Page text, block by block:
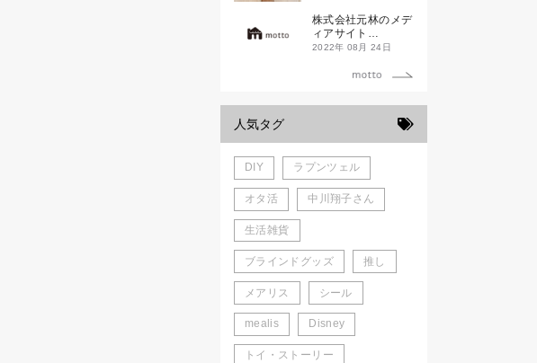
株式会社元林のメデ
ィアサイト
「motto」がローン
2022年 08月 24日
人気タグ
DIY ラプンツェル
オタ活 中川翔子さん
生活雑貨
ブラインドグッズ 推し
メアリス シール
mealis Disney
トイ・ストーリー